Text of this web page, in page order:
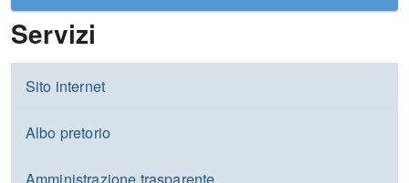
Servizi
Sito internet
Albo pretorio